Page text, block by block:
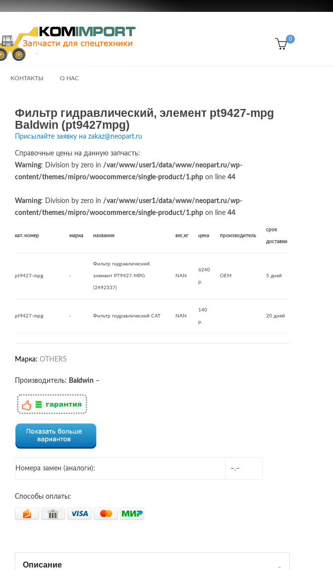
0
КОНТАКТЫ О НАС
Фильтр гидравлический, элемент pt9427-mpg
Baldwin (pt9427mpg)
Присылайте заявку на zakaz@neopart.ru
Справочные цены на данную запчасть:
Warning: Division by zero in /var/www/user1/data/www/neopart.ru/wp-
content/themes/mipro/woocommerce/single-product/1.php on line 44
Warning: Division by zero in /var/www/user1/data/www/neopart.ru/wp-
content/themes/mipro/woocommerce/single-product/1.php on line 44
кат. номер марка название вес,кг цена производитель
срок
доставки
pt9427-mpg -
Фильтр гидравлический,
элемент PT9427-MPG
(2492337)
NAN
6240
р.
OEM 5 дней
pt9427-mpg - Фильтр гидравлический CAT NAN
140
р.
20 дней
Марка: OTHERS
Производитель: Baldwin –
Номера замен (аналоги): –.–
Способы оплаты:
Описание